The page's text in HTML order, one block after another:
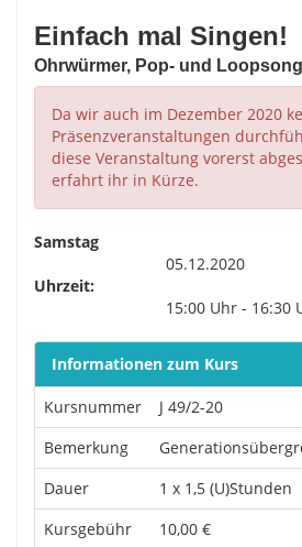
Einfach mal Singen!
Ohrwürmer, Pop- und
Da wir auch im Dezember 2020
Präsenzveranstaltungen
diese Veranstaltung vorerst
erfahrt ihr in Kürze.
Samstag
05.12.2020
Uhrzeit:
15:00 Uhr - 16:30
Informationen zum Kurs
Kursnummer
J 49/2-20
Bemerkung
Dauer
1 x 1,5 (U)Stunden
Kursgebühr
10,00 €